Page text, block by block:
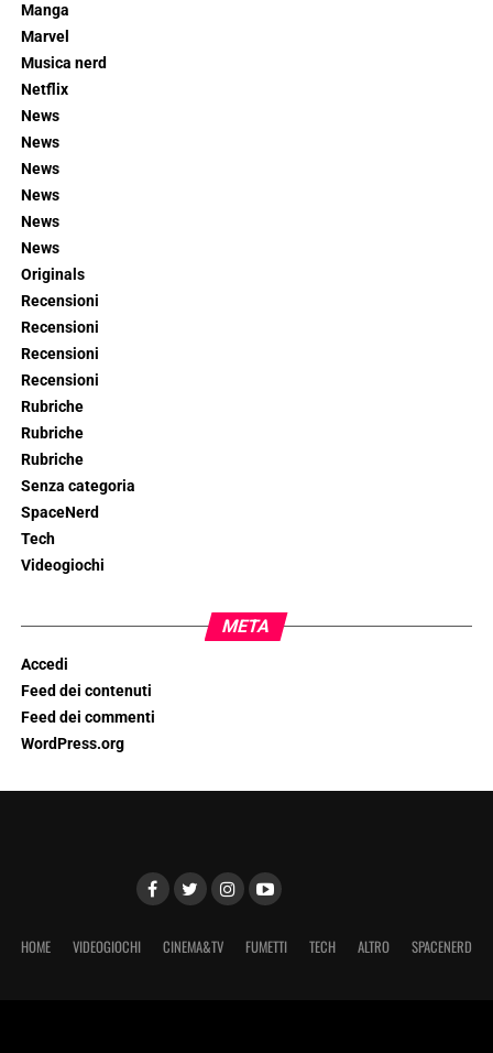
Manga
Marvel
Musica nerd
Netflix
News
News
News
News
News
News
Originals
Recensioni
Recensioni
Recensioni
Recensioni
Rubriche
Rubriche
Rubriche
Senza categoria
SpaceNerd
Tech
Videogiochi
META
Accedi
Feed dei contenuti
Feed dei commenti
WordPress.org
HOME VIDEOGIOCHI CINEMA&TV FUMETTI TECH ALTRO SPACENERD